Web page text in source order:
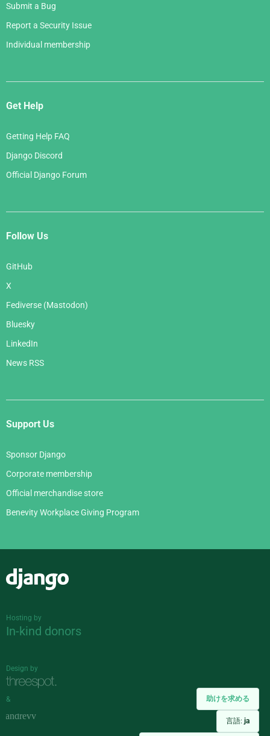
助けを求める
言語: ja
Submit a Bug
Report a Security Issue
Individual membership
Get Help
Getting Help FAQ
Django Discord
Official Django Forum
Follow Us
GitHub
X
Fediverse (Mastodon)
Bluesky
LinkedIn
News RSS
Support Us
Sponsor Django
Corporate membership
Official merchandise store
Benevity Workplace Giving Program
Hosting by
In-kind donors
Design by
&